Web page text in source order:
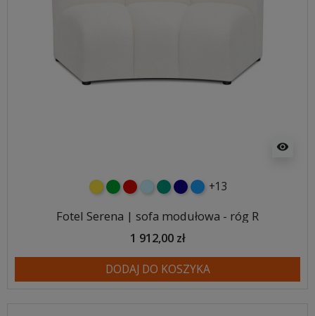
visibility
żółtyzielonyczerwony
błękitnyturkusowy
granatowy
niebieski
+13
Fotel Serena | sofa modułowa - róg R
1 912,00 zł
DODAJ DO KOSZYKA